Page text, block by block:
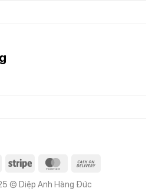
Stripe MasterCard
© Diệp Anh Hàng Đức